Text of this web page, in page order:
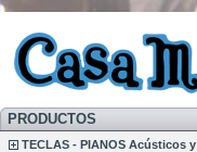
PRODUCTOS
TECLAS - PIANOS Acústicos y